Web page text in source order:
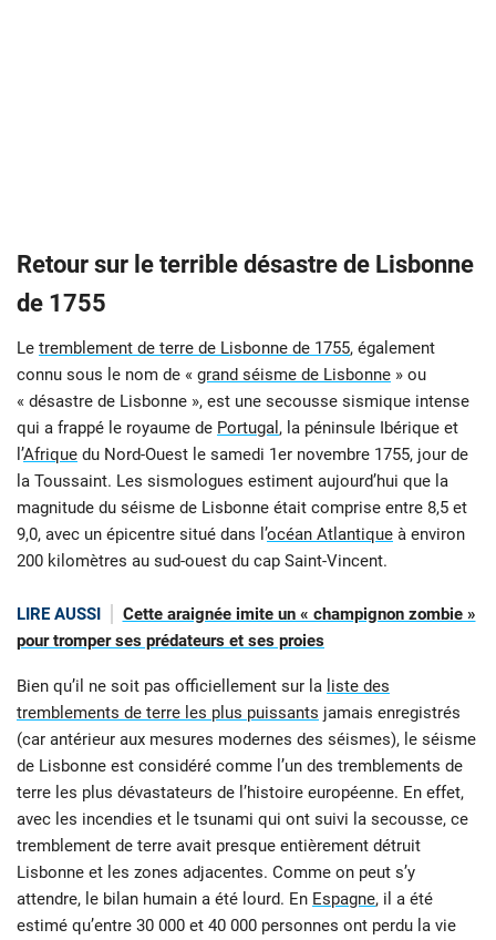
Retour sur le terrible désastre de Lisbonne
de 1755
Le tremblement de terre de Lisbonne de 1755, également
connu sous le nom de « grand séisme de Lisbonne » ou
« désastre de Lisbonne », est une secousse sismique intense
qui a frappé le royaume de Portugal , la péninsule Ibérique et
l’Afrique du Nord-Ouest le samedi 1er novembre 1755, jour de
la Toussaint. Les sismologues estiment aujourd’hui que la
magnitude du séisme de Lisbonne était comprise entre 8,5 et
9,0, avec un épicentre situé dans l’océan Atlantique à environ
200 kilomètres au sud-ouest du cap Saint-Vincent.
LIRE AUSSI
Cette araignée imite un « champignon zombie »
pour tromper ses prédateurs et ses proies
Bien qu’il ne soit pas officiellement sur la liste des
tremblements de terre les plus puissants jamais enregistrés
(car antérieur aux mesures modernes des séismes), le séisme
de Lisbonne est considéré comme l’un des tremblements de
terre les plus dévastateurs de l’histoire européenne. En effet,
avec les incendies et le tsunami qui ont suivi la secousse, ce
tremblement de terre avait presque entièrement détruit
Lisbonne et les zones adjacentes. Comme on peut s’y
attendre, le bilan humain a été lourd. En Espagne, il a été
estimé qu’entre 30 000 et 40 000 personnes ont perdu la vie